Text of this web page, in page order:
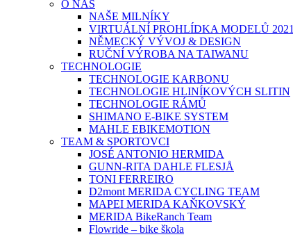
O NÁS
NAŠE MILNÍKY
VIRTUÁLNÍ PROHLÍDKA MODELŮ 2021
NĚMECKÝ VÝVOJ & DESIGN
RUČNÍ VÝROBA NA TAIWANU
TECHNOLOGIE
TECHNOLOGIE KARBONU
TECHNOLOGIE HLINÍKOVÝCH SLITIN
TECHNOLOGIE RÁMŮ
SHIMANO E-BIKE SYSTEM
MAHLE EBIKEMOTION
TEAM & SPORTOVCI
JOSÉ ANTONIO HERMIDA
GUNN-RITA DAHLE FLESJÅ
TONI FERREIRO
D2mont MERIDA CYCLING TEAM
MAPEI MERIDA KAŇKOVSKÝ
MERIDA BikeRanch Team
Flowride – bike škola